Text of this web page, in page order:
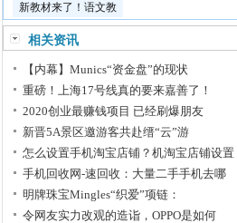
新教材来了！语文教
相关资讯
【内幕】Munics“资金盘”的现状
重磅！上海17号线真的要来嘉善了！
2020创业最赚钱项目 已经刷爆朋友
新晋5A景区邀游客共赴缙“云”游
怎么设置手机淘宝店铺？机淘宝店铺设置
手机回收网-速回收：大量二手手机去哪
明牌珠宝Mingles“织爱”项链：
令网友实力改观的造诣，OPPO是如何